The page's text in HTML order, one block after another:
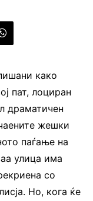
како
пат, лоциран
драматичен
жешки
паѓање на
улица има
со
Но, кога ќе